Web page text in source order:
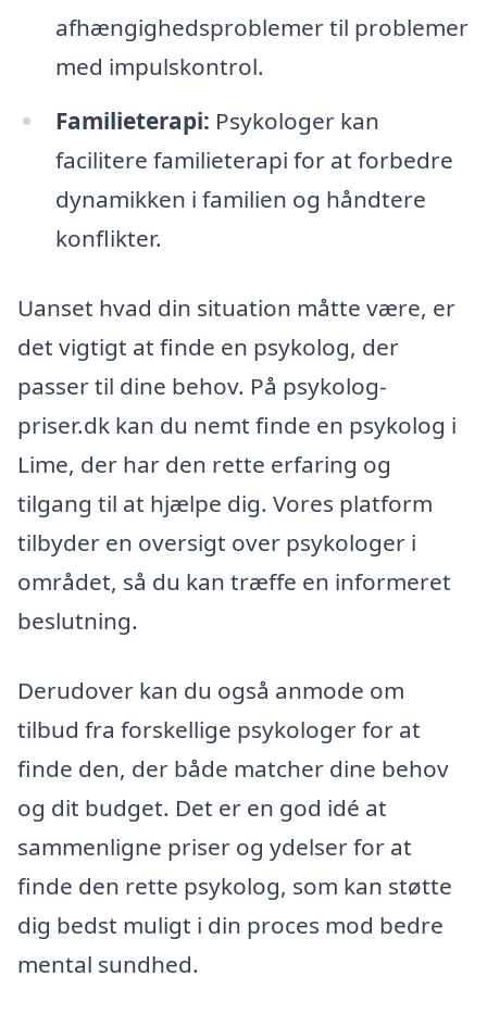
afhængighedsproblemer til problemer
med impulskontrol.
Familieterapi: Psykologer kan
facilitere familieterapi for at forbedre
dynamikken i familien og håndtere
konflikter.
Uanset hvad din situation måtte være, er
det vigtigt at finde en psykolog, der
passer til dine behov. På psykolog-
priser.dk kan du nemt finde en psykolog i
Lime, der har den rette erfaring og
tilgang til at hjælpe dig. Vores platform
tilbyder en oversigt over psykologer i
området, så du kan træffe en informeret
beslutning.
Derudover kan du også anmode om
tilbud fra forskellige psykologer for at
finde den, der både matcher dine behov
og dit budget. Det er en god idé at
sammenligne priser og ydelser for at
finde den rette psykolog, som kan støtte
dig bedst muligt i din proces mod bedre
mental sundhed.